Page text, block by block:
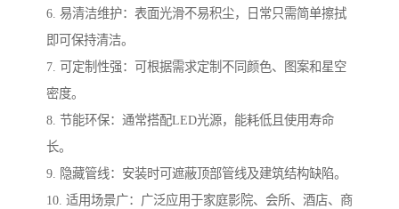
6. 易清洁维护：表面光滑不易积尘，日常只需简单擦拭
即可保持清洁。
7. 可定制性强：可根据需求定制不同颜色、图案和星空
密度。
8. 节能环保：通常搭配LED光源，能耗低且使用寿命
长。
9. 隐藏管线：安装时可遮蔽顶部管线及建筑结构缺陷。
10. 适用场景广：广泛应用于家庭影院、会所、酒店、商